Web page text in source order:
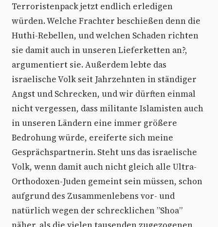
Terroristenpack jetzt endlich erledigen
würden. Welche Frachter beschießen denn die
Huthi-Rebellen, und welchen Schaden richten
sie damit auch in unseren Lieferketten an?,
argumentiert sie. Außerdem lebte das
israelische Volk seit Jahrzehnten in ständiger
Angst und Schrecken, und wir dürften einmal
nicht vergessen, dass militante Islamisten auch
in unseren Ländern eine immer größere
Bedrohung würde, ereiferte sich meine
Gesprächspartnerin. Steht uns das israelische
Volk, wenn damit auch nicht gleich alle Ultra-
Orthodoxen-Juden gemeint sein müssen, schon
aufgrund des Zusammenlebens vor- und
natürlich wegen der schrecklichen ”Shoa”